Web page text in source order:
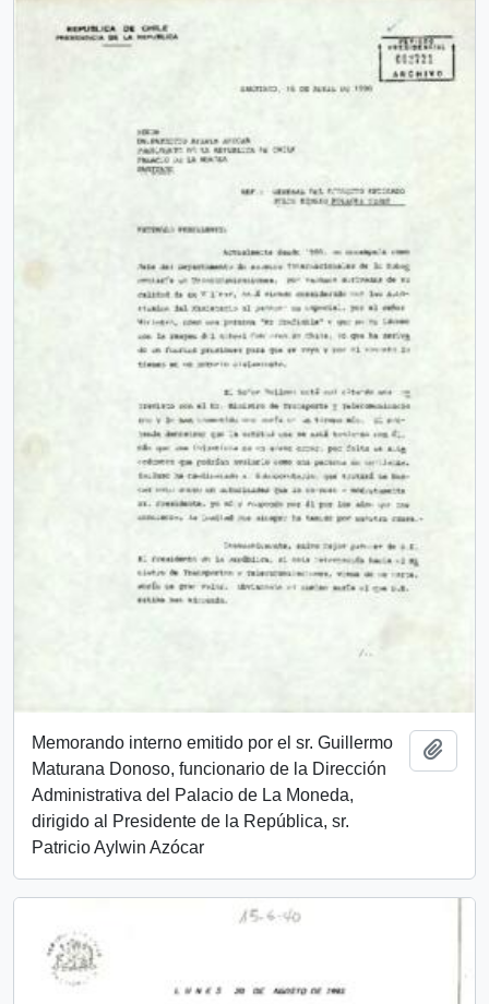
Memorando interno emitido por el sr. Guillermo
Maturana Donoso, funcionario de la Dirección
Administrativa del Palacio de La Moneda,
dirigido al Presidente de la República, sr.
Patricio Aylwin Azócar